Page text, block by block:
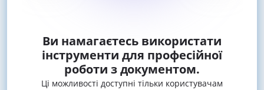
Ви намагаєтесь використати
інструменти для професійної
роботи з документом.
Ці можливості доступні тільки користувачам